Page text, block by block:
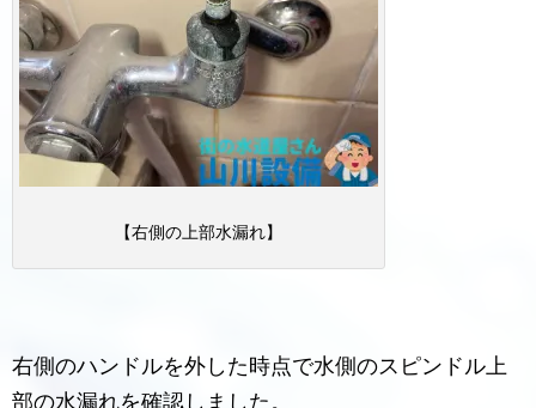
【右側の上部水漏れ】
右側のハンドルを外した時点で水側のスピンドル上
部の水漏れを確認しました。